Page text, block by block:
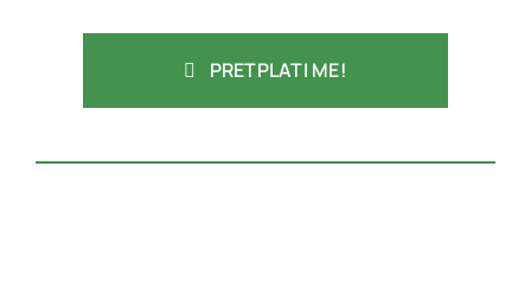
PRETPLATI ME!